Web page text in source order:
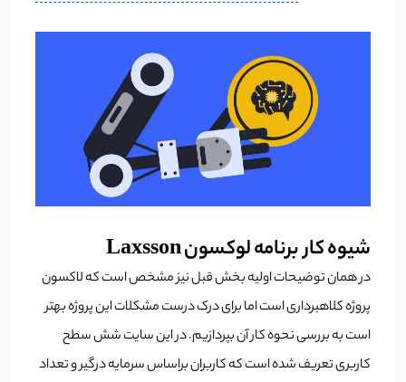
شیوه کار برنامه لوکسون Laxsson
در همان توضیحات اولیه بخش قبل نیز مشخص است که لاکسون
پروژه کلاهبرداری است اما برای درک درست مشکلات این پروژه بهتر
است به بررسی نحوه کار آن بپردازیم. در این سایت شش سطح
کاربری تعریف شده است که کاربران براساس سرمایه درگیر و تعداد